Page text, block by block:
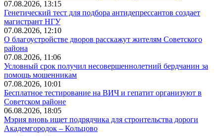
07.08.2026, 13:15
Генетический тест для подбора антидепрессантов создает
магистрант НГУ
07.08.2026, 12:10
О благоустройстве дворов расскажут жителям Советского
района
07.08.2026, 11:06
Условный срок получил несовершеннолетний бердчанин за
помощь мошенникам
07.08.2026, 10:01
Бесплатное тестирование на ВИЧ и гепатит организуют в
Советском районе
06.08.2026, 18:05
Мэрия вновь ищет подрядчика для строительства дороги
Академгородок – Кольцово